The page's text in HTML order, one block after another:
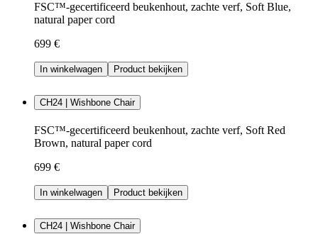
FSC™-gecertificeerd beukenhout, zachte verf, Soft Blue,
natural paper cord
699 €
In winkelwagen Product bekijken
CH24 | Wishbone Chair
FSC™-gecertificeerd beukenhout, zachte verf, Soft Red
Brown, natural paper cord
699 €
In winkelwagen Product bekijken
CH24 | Wishbone Chair